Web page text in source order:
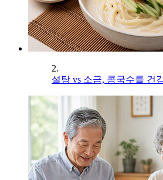
2.
설탕 vs 소금, 콩국수를 건